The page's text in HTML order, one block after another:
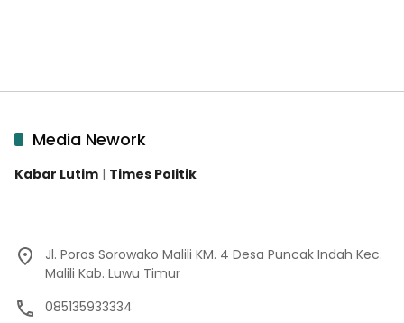
Media Nework
Kabar Lutim | Times Politik
Jl. Poros Sorowako Malili KM. 4 Desa Puncak Indah Kec.
Malili Kab. Luwu Timur
085135933334